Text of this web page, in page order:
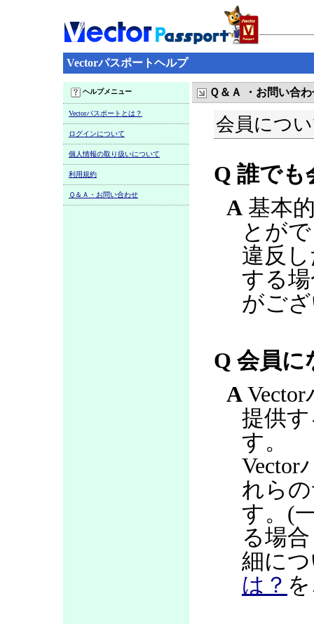
Vectorパスポートヘルプ
ヘルプメニュー
Vectorパスポートとは？
ログインについて
個人情報の取り扱いについて
利用規約
Ｑ＆Ａ・お問い合わせ
Ｑ＆Ａ ・お問い合
会員につ
Q 誰でも
A 基本
とが
違反
する
がご
Q 会員に
A
提供
す。
Vector
れら
す。(
る場
細に
は？